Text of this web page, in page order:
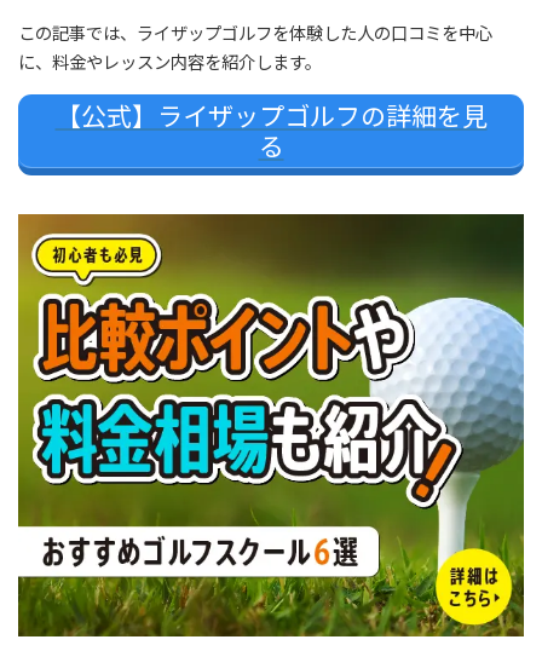
この記事では、ライザップゴルフを体験した人の口コミを中心
に、料金やレッスン内容を紹介します。
【公式】ライザップゴルフの詳細を見
る